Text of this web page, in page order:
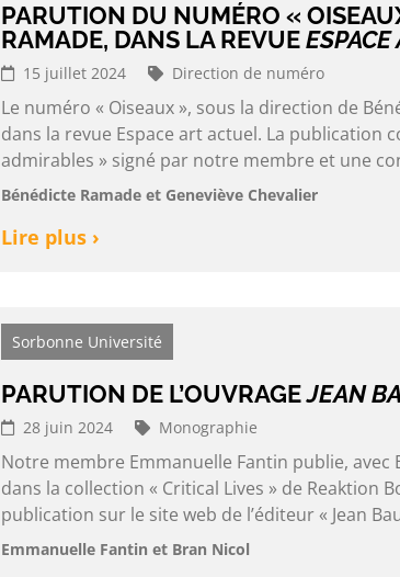
PARUTION DU NUMÉRO «
RAMADE, DANS LA REVUEESPACE
15 juillet 2024 Direction de numéro
Le numéro « Oiseaux », sous la direction de
dans la revue Espace art actuel. La publication
admirables » signé par notre membre et une
Bénédicte Ramade et Geneviève Chevalier
Lire plus ›
Sorbonne Université
PARUTION DE L’OUVRAGEJEAN
28 juin 2024 Monographie
Notre membre Emmanuelle Fantin publie, avec
dans la collection « Critical Lives » de Reaktion
publication sur le site web de l’éditeur « Jean
Emmanuelle Fantin et Bran Nicol